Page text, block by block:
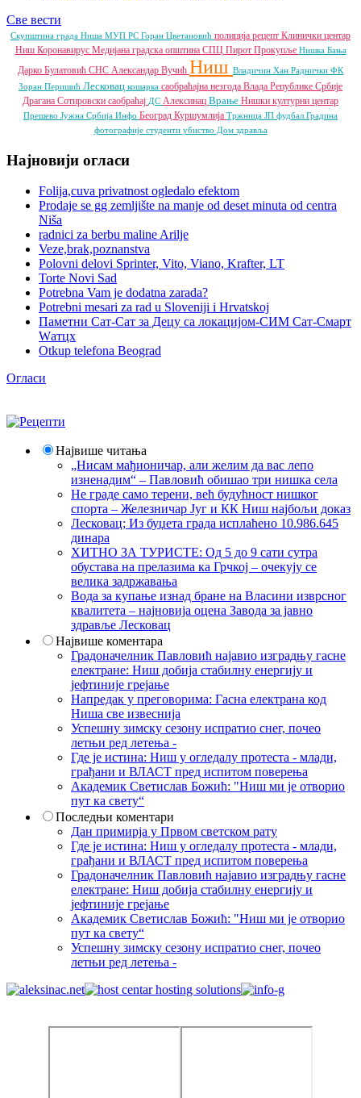
Све вести
Скупштина града Ниша МУП РС Горан Цветановић полиција рецепт Клинички центар
Ниш Коронавирус Медијана градска општина СПЦ Пирот Прокупље Нишка Бања
Дарко Булатовић СНС Александар Вучић Ниш Владичин Хан Раднички ФК
Зоран Перишић Лесковац кошарка саобраћајна незгода Влада Републике Србије
Драгана Сотировски саобраћај ДС Алексинац Врање Нишки културни центар
Прешево Јужна Србија Инфо Београд Куршумлија Тржница ЈП фудбал Градина
фотографије студенти убиство Дом здравља
Најновији огласи
Folija,cuva privatnost ogledalo efektom
Prodaje se gg zemljište na manje od deset minuta od centra
Niša
radnici za berbu maline Arilje
Veze,brak,poznanstva
Polovni delovi Sprinter, Vito, Viano, Krafter, LT
Torte Novi Sad
Potrebna Vam je dodatna zarada?
Potrebni mesari za rad u Sloveniji i Hrvatskoj
Паметни Сат-Сат за Децу са локацијом-СИМ Сат-Смарт
Wатцх
Otkup telefona Beograd
Огласи
Највише читања
„Нисам мађионичар, али желим да вас лепо
изненадим“ – Павловић обишао три нишка села
Не граде само терени, већ будућност нишког
спорта – Железничар Југ и КК Ниш најбољи доказ
Лесковац; Из буџета града исплаћено 10.986.645
динара
ХИТНО ЗА ТУРИСТЕ: Од 5 до 9 сати сутра
обустава на прелазима ка Грчкој – очекују се
велика задржавања
Вода за купање изнад бране на Власини изврсног
квалитета – најновија оцена Завода за јавно
здравље Лесковац
Највише коментара
Градоначелник Павловић најавио изградњу гасне
електране: Ниш добија стабилну енергију и
јефтиније грејање
Напредак у преговорима: Гасна електрана код
Ниша све извеснија
Успешну зимску сезону испратио снег, почео
летњи ред летења -
Где је истина: Ниш у огледалу протеста - млади,
грађани и ВЛАСТ пред испитом поверења
Академик Светислав Божић: "Ниш ми је отворио
пут ка свету“
Последњи коментари
Дан примирја у Првом светском рату
Где је истина: Ниш у огледалу протеста - млади,
грађани и ВЛАСТ пред испитом поверења
Градоначелник Павловић најавио изградњу гасне
електране: Ниш добија стабилну енергију и
јефтиније грејање
Академик Светислав Божић: "Ниш ми је отворио
пут ка свету“
Успешну зимску сезону испратио снег, почео
летњи ред летења -